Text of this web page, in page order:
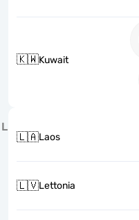
🇰🇼Kuwait
L
🇱🇦Laos
🇱🇻Lettonia